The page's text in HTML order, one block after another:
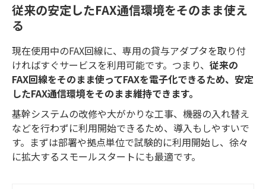
従来の安定したFAX通信環境をそのまま使え
る
現在使用中のFAX回線に、専用の貸与アダプタを取り付
ければすぐサービスを利用可能です。つまり、 従来の
FAX回線をそのまま使ってFAXを電子化できるため、安定
したFAX通信環境をそのまま維持できます。
基幹システムの改修や大がかりな工事、機器の入れ替え
などを行わずに利用開始できるため、導入もしやすいで
す。まずは部署や拠点単位で試験的に利用開始し、徐々
に拡大するスモールスタートにも最適です。